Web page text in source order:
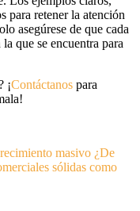
para retener la atención
asegúrese de que cada
que se encuentra para
¡Contáctanos para
masivo ¿De
sólidas como